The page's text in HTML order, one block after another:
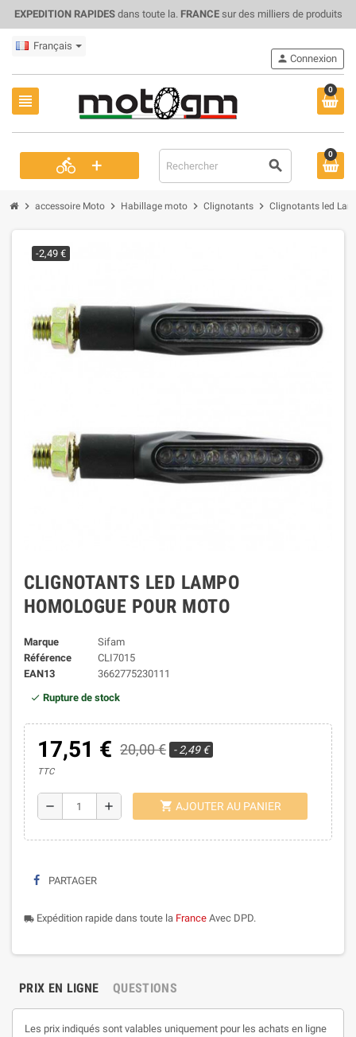
EXPEDITION RAPIDESdans toute la. FRANCEsur des milliers de produits
Français
view_headline
0
directions_bike + search
person Connexion
0
chevron_right accessoire Moto chevron_right Habillage moto chevron_right Clignotants chevron_right Clignotants led
-2,49 €
CLIGNOTANTS LED LAMPO
HOMOLOGUE POUR MOTO
Marque
Sifam
Référence
CLI7015
EAN13
3662775230111
Rupture de stock
17,51 € 20,00 € - 2,49 €
TTC
remove add shopping_cart AJOUTER AU PANIER
PARTAGER
local_shipping Expédition rapide dans toute la France Avec DPD.
PRIX EN LIGNE QUESTIONS
Les prix indiqués sont valables uniquement pour les achats en ligne